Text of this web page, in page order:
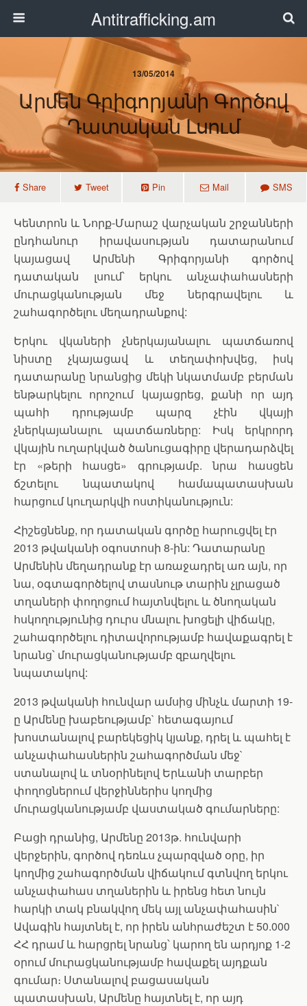
Antitrafficking.am
13/05/2014
Արմեն Գրիգորյանի Գործով
Դատական Լսում
Share Tweet Pin Mail SMS
Կենտրոն և Նորք-Մարաշ վարչական շրջանների
ընդհանուր իրավասության դատարանում
կայացավ Արմենի Գրիգորյանի գործով
դատական լսում՝ երկու անչափահասների
մուրացկանության մեջ ներգրավելու և
շահագործելու մեղադրանքով:
Երկու վկաների չներկայանալու պատճառով
նիստը չկայացավ և տեղափոխվեց, իսկ
դատարանը նրանցից մեկի նկատմամբ բերման
ենթարկելու որոշում կայացրեց, քանի որ այդ
պահի դրությամբ պարզ չէին վկայի
չներկայանալու պատճառները: Իսկ երկրորդ
վկային ուղարկված ծանուցագիրը վերադարձվել
էր «թերի հասցե» գրությամբ. նրա հասցեն
ճշտելու նպատակով համապատասխան
հարցում կուղարկվի ոստիկանություն:
Հիշեցնենք, որ դատական գործը հարուցվել էր
2013 թվականի օգոստոսի 8-ին: Դատարանը
Արմենին մեղադրանք էր առաջադրել առ այն, որ
նա, օգտագործելով տասնութ տարին չլրացած
տղաների փողոցում հայտնվելու և ծնողական
հսկողությունից դուրս մնալու խոցելի վիճակը,
շահագործելու դիտավորությամբ հավաքագրել է
նրանց՝ մուրացկանությամբ զբաղվելու
նպատակով:
2013 թվականի հունվար ամսից մինչև մարտի 19-
ը Արմենը խաբեությամբ` հետագայում
խոստանալով բարեկեցիկ կյանք, դրել և պահել է
անչափահասներին շահագործման մեջ`
ստանալով և տնօրինելով Երևանի տարբեր
փողոցներում վերջիններիս կողմից
մուրացկանությամբ վաստակած գումարները:
Բացի դրանից, Արմենը 2013թ. հունվարի
վերջերին, գործով դեռևս չպարզված օրը, իր
կողմից շահագործման վիճակում գտնվող երկու
անչափահաս տղաներին և իրենց հետ նույն
հարկի տակ բնակվող մեկ այլ անչափահասին`
Ավագին հայտնել է, որ իրեն անհրաժեշտ է 50.000
ՀՀ դրամ և հարցրել նրանց՝ կարող են արդյոք 1-2
օրում մուրացկանությամբ հավաքել այդքան
գումար։ Ստանալով բացասական
պատասխան, Արմենը հայտնել է, որ այդ